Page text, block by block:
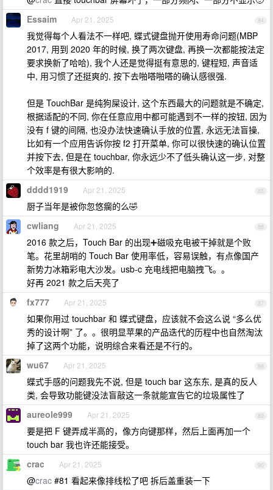
84
Essaim Apr 21, 2025
我觉得每个人看法不一样吧, 蝶式键盘抛开使用寿命问题(MBP
2017, 用到 2020 年的时候, 换了两次键盘, 再换一次都能按法定
要求换新了哈哈), 我个人还是觉得挺有意思的, 键程短, 声音适
中, 用习惯了还挺爽的, 按下去啪嗒啪嗒的确认感很强.
但是 TouchBar 是纯狗屎设计, 这个东西最大的问题就是不确定,
根据适配的不同, 你在任意应用中都可能遇到不一样的按钮, 因为
没有 f 键的间隔, 也没办法快速确认手放的位置, 永远无法盲操,
比如有一个应用告诉你按 f2 打开菜单, 你可以很快速的确认位置
并按下去, 但是在 touchbar, 你永远少不了低头确认这一步, 对整
个效率是有很大影响的.
85
dddd1919 Apr 21, 2025
厨子当年是被你忽悠瘸的么🤣
86
cwliang Apr 21, 2025
2016 款之后，Touch Bar 的出现➕磁吸充电被干掉就是个败
笔。花里胡哨的 Touch Bar 使用率低，容易误触，有点像国产
新势力冰箱彩电大沙发。usb-c 充电线把电脑拽飞。。
好再 2021 款之后天亮了
87
fx777 Apr 21, 2025
如果你用过 touchbar 和 蝶式键盘，应该就不会这么说 “多么优
秀的设计啊” 了。。很明显苹果的产品迭代的历程中也自然淘汰
掉了这两个功能，说明综合来看还是不行的。
88
wu67 Apr 21, 2025
蝶式手感的问题我先不说, 但是 touch bar 这东东, 是真的反人
类, 会导致功能键没法盲敲这一条就能宣告它的垃圾属性了
89
aureole999 Apr 21, 2025
要是把 F 键弄成半高的，像方向键那样，然后上面再加一个
touch bar 我也许还能接受。
90
crac Apr 21, 2025
@crac #81 看起来像排线松了吧 拆后盖重装一下